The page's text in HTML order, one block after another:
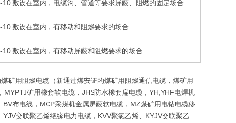
10 敷设在室内，电缆沟、管道等要求屏蔽、阻燃的固定场合
10 敷设在室内，有移动和阻燃要求的场合
10 敷设在室内，有移动屏蔽和阻燃要求的场合
矿用阻燃电缆（新通过煤安证的煤矿用阻燃通信电缆，煤矿用
MYPTJ矿用橡套软电缆，JHS防水橡套扁电缆，YH,YHF电焊机
布电线，MCP采煤机金属屏蔽软电缆，MZ煤矿用电钻电缆移
交联聚乙烯绝缘电力电缆，KVV聚氯乙烯、KYJV交联聚乙